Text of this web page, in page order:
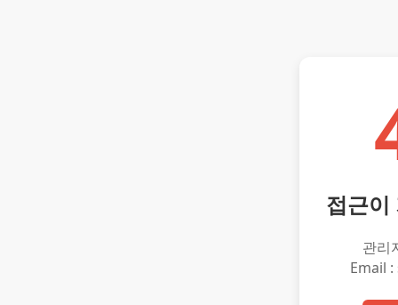
접근이
관리
Email